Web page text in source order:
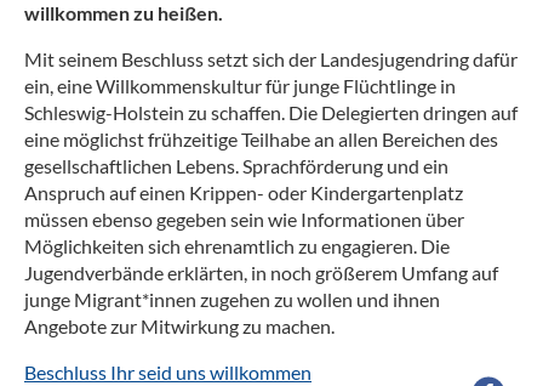
willkommen zu heißen.
Mit seinem Beschluss setzt sich der Landesjugendring dafür
ein, eine Willkommenskultur für junge Flüchtlinge in
Schleswig-Holstein zu schaffen. Die Delegierten dringen auf
eine möglichst frühzeitige Teilhabe an allen Bereichen des
gesellschaftlichen Lebens. Sprachförderung und ein
Anspruch auf einen Krippen- oder Kindergartenplatz
müssen ebenso gegeben sein wie Informationen über
Möglichkeiten sich ehrenamtlich zu engagieren. Die
Jugendverbände erklärten, in noch größerem Umfang auf
junge Migrant*innen zugehen zu wollen und ihnen
Angebote zur Mitwirkung zu machen.
Beschluss Ihr seid uns willkommen